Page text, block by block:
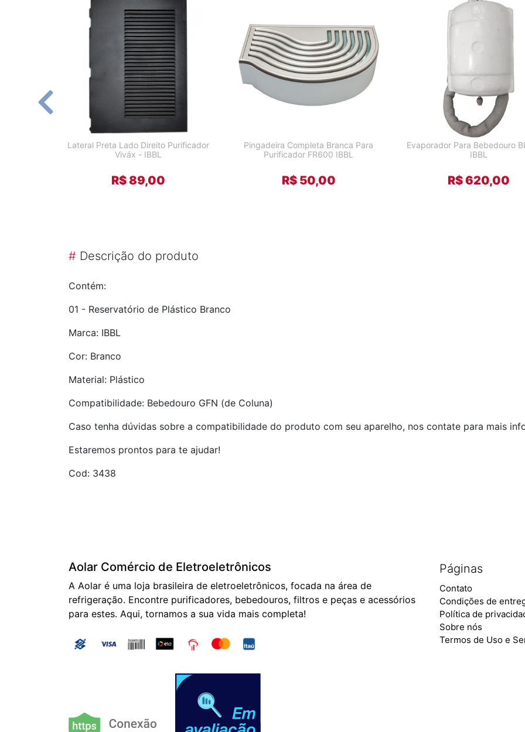
Lateral Preta Lado Direito Purificador
Viváx - IBBL
R$ 89,00
Pingadeira Completa Branca Para
Purificador FR600 IBBL
R$ 50,00
Evaporador Para Bebedouro
IBBL
R$ 620,00
# Descrição do produto
Contém:
01 - Reservatório de Plástico Branco
Marca: IBBL
Cor: Branco
Material: Plástico
Compatibilidade: Bebedouro GFN (de Coluna)
Caso tenha dúvidas sobre a compatibilidade do produto com seu aparelho, nos contate para mais
Estaremos prontos para te ajudar!
Cod: 3438
Páginas
Contato
Condições de
Política de
Sobre nós
Termos de Uso e
Aolar Comércio de Eletroeletrônicos
A Aolar é uma loja brasileira de eletroeletrônicos, focada na área de
refrigeração. Encontre purificadores, bebedouros, filtros e peças e acessórios
para estes. Aqui, tornamos a sua vida mais completa!